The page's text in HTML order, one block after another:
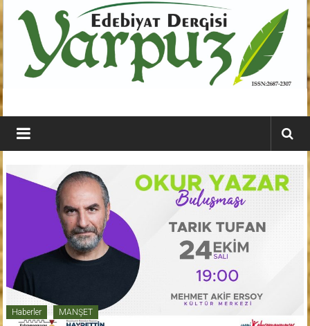
geç
YARPUZ
Edebiyat
Dergisi
Kahramanmaraş'ın
Dergisi
Haberler MANŞET